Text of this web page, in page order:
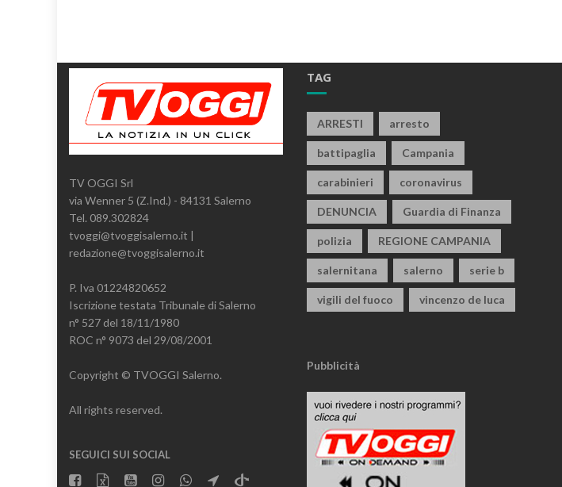
TV OGGI Srl
via Wenner 5 (Z.Ind.) - 84131 Salerno
Tel. 089.302824
tvoggi@tvoggisalerno.it |
redazione@tvoggisalerno.it
P. Iva 01224820652
Iscrizione testata Tribunale di Salerno
n° 527 del 18/11/1980
ROC n° 9073 del 29/08/2001
Copyright © TVOGGI Salerno.
All rights reserved.
SEGUICI SUI SOCIAL
TAG
ARRESTI arresto
battipaglia Campania
carabinieri coronavirus
DENUNCIA Guardia di Finanza
polizia REGIONE CAMPANIA
salernitana salerno serie b
vigili del fuoco vincenzo de luca
Pubblicità